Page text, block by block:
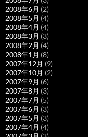
2008年6月 (2)
2008年5月 (4)
2008年4月 (4)
2008年3月 (3)
2008年2月 (4)
2008年1月 (8)
2007年12月 (9)
2007年10月 (2)
2007年9月 (6)
2007年8月 (3)
2007年7月 (5)
2007年6月 (3)
2007年5月 (3)
2007年4月 (4)